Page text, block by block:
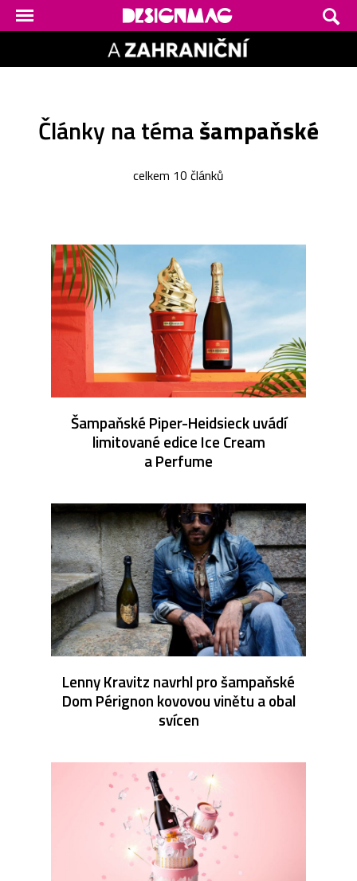
Články na témašampaňské
celkem 10 článků
Šampaňské Piper-Heidsieck uvádí
limitované edice Ice Cream
a Perfume
Lenny Kravitz navrhl pro šampaňské
Dom Pérignon kovovou vinětu a obal
svícen